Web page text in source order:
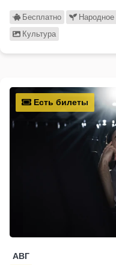
Бесплатно Народное
Культура
Есть билеты
АВГ